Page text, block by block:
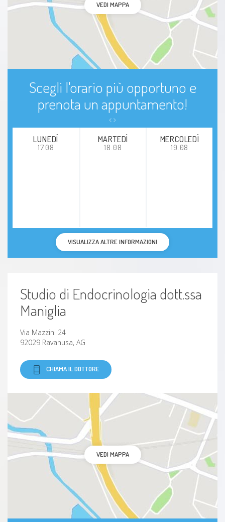
VEDI MAPPA
Scegli l'orario più opportuno e
prenota un appuntamento!
LUNEDÍ
17.08
MARTEDÌ
18.08
MERCOLEDÌ
19.08
VISUALIZZA ALTRE INFORMAZIONI
Studio di Endocrinologia dott.ssa
Maniglia
Via Mazzini 24
92029 Ravanusa, AG
CHIAMA IL DOTTORE
VEDI MAPPA